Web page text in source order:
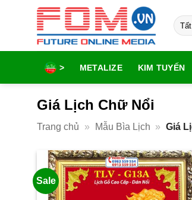
dung
> METALIZE KIM TUYẾN
Giá Lịch Chữ Nổi
Trang chủ » Mẫu Bìa Lịch » Giá
Sale